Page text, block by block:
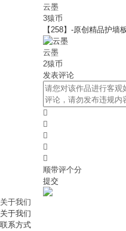
云墨
3猿币
【258】-原创精品护墙
云墨
2猿币
发表评论





顺带评个分
提交
关于我们
关于我们
联系方式